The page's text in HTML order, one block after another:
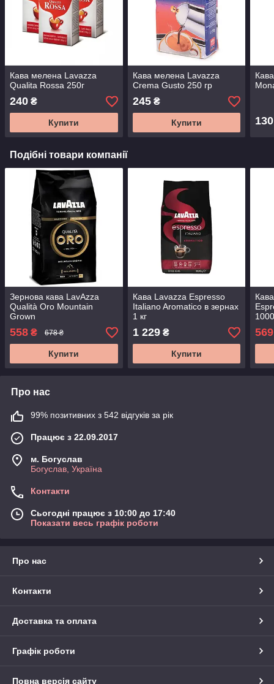
Кава мелена Lavazza
Qualita Rossa 250г
240 ₴
Купити
Кава мелена Lavazza
Crema Gusto 250 гр
245₴
Купити 130
Подібні товари компанії
Зернова кава LavAzza
Qualità Oro Mountain
Grown
558 ₴ 678 ₴
Купити
Кава Lavazza Espresso
Italiano Aromatico в зернах
1 кг
1 229₴
Купити
569
Про нас
99% позитивних з 542 відгуків за рік
Працює з 22.09.2017
м. Богуслав
Богуслав, Україна
Контакти
Сьогодні працює з 10:00 до 17:40
Показати весь графік роботи
Про нас
Контакти
Доставка та оплата
Графік роботи
Повна версія сайту